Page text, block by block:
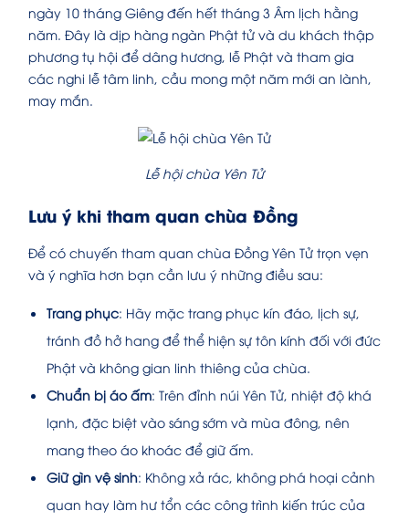
ngày 10 tháng Giêng đến hết tháng 3 Âm lịch hằng
năm. Đây là dịp hàng ngàn Phật tử và du khách thập
phương tụ hội để dâng hương, lễ Phật và tham gia
các nghi lễ tâm linh, cầu mong một năm mới an lành,
may mắn.
Lễ hội chùa Yên Tử
Lưu ý khi tham quan chùa Đồng
Để có chuyến tham quan chùa Đồng Yên Tử trọn vẹn
và ý nghĩa hơn bạn cần lưu ý những điều sau:
Trang phục: Hãy mặc trang phục kín đáo, lịch sự,
tránh đồ hở hang để thể hiện sự tôn kính đối với đức
Phật và không gian linh thiêng của chùa.
Chuẩn bị áo ấm: Trên đỉnh núi Yên Tử, nhiệt độ khá
lạnh, đặc biệt vào sáng sớm và mùa đông, nên
mang theo áo khoác để giữ ấm.
Giữ gìn vệ sinh: Không xả rác, không phá hoại cảnh
quan hay làm hư tổn các công trình kiến trúc của